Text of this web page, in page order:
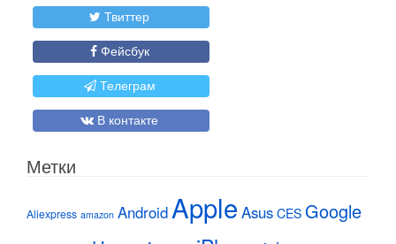
Твиттер
Фейсбук
Телеграм
В контакте
Метки
Aliexpress amazon Android Apple Asus CES Google